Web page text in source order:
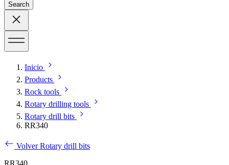
Search
Inicio
Products
Rock tools
Rotary drilling tools
Rotary drill bits
RR340
Volver Rotary drill bits